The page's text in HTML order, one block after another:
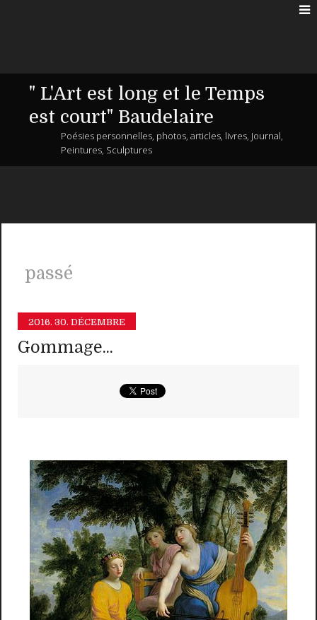
" L'Art est long et le Temps
est court" Baudelaire
Poésies personnelles, photos, articles, livres, Journal,
Peintures, Sculptures
passé
2016. 30. DÉCEMBRE
Gommage...